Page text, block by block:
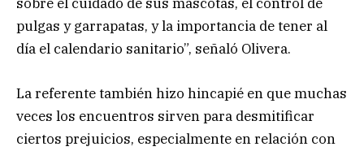
pulgas y garrapatas, y la importancia de tener al
día el calendario sanitario”, señaló Olivera.
La referente también hizo hincapié en que muchas
veces los encuentros sirven para desmitificar
ciertos prejuicios, especialmente en relación con